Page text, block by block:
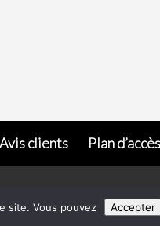
Avis clients Plan d’accès
votre santé, évitez de
site. Vous pouvez Accepter